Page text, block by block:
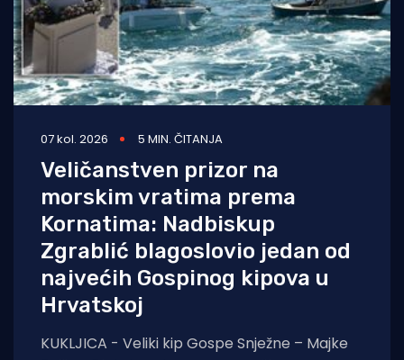
07 kol. 2026 5 MIN. ČITANJA
Veličanstven prizor na
morskim vratima prema
Kornatima: Nadbiskup
Zgrablić blagoslovio jedan od
najvećih Gospinog kipova u
Hrvatskoj
KUKLJICA - Veliki kip Gospe Snježne – Majke